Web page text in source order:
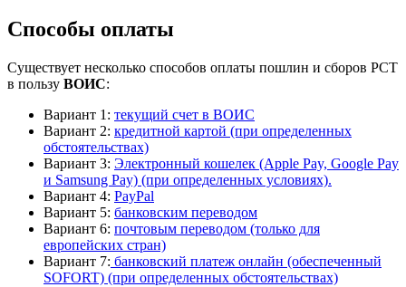
Способы оплаты
Существует несколько способов оплаты пошлин и сборов PCT
в пользу ВОИС:
Вариант 1: текущий счет в ВОИС
Вариант 2: кредитной картой (при определенных
обстоятельствах)
Вариант 3: Электронный кошелек (Apple Pay, Google Pay
и Samsung Pay) (при определенных условиях).
Вариант 4: PayPal
Вариант 5: банковским переводом
Вариант 6: почтовым переводом (только для
европейских стран)
Вариант 7: банковский платеж онлайн (обеспеченный
SOFORT) (при определенных обстоятельствах)